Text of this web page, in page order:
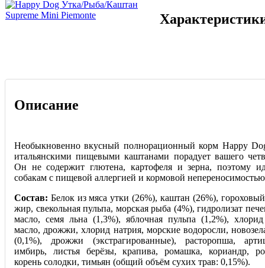
Описание
Необыкновенно вкусный полнорационный корм Happy
итальянскими пищевыми каштанами порадует вашего
Он не содержит глютена, картофеля и зерна, поэтому
собакам с пищевой аллергией и кормовой
Состав: Белок из мяса утки (26%), каштан (26%),
жир, свекольная пульпа, морская рыба (4%), гидролизат
масло, семя льна (1,3%), яблочная пульпа (1,2%),
масло, дрожжи, хлорид натрия, морские водоросли,
(0,1%), дрожжи (экстрагированные), расторопша,
имбирь, листья берёзы, крапива, ромашка, кориандр,
корень солодки, тимьян (общий объём сухих трав: 0,15%).